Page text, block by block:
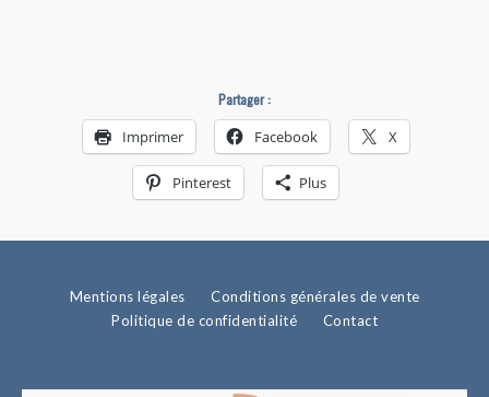
Partager :
Imprimer Facebook X
Pinterest Plus
Mentions légales
Conditions générales de vente
Politique de confidentialité
Contact